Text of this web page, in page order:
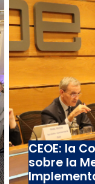
CEOE: la
sobre la